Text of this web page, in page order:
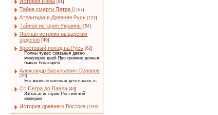
[81]
Тайна смерти Петра II [67]
Атлантида и Древняя Русь [127]
Тайная история Украины [54]
Полная история рыцарских
орденов [40]
Крестовый поход на Русь [62]
Полны чудес сказанья давно
минувших дней Про громкие деянья
былых богатырей
Александр Васильевич Суворов
[29]
Его жизнь и военная деятельность
От Петра до Павла [48]
Забытая история Российской
империи
История древнего Востока [1090]